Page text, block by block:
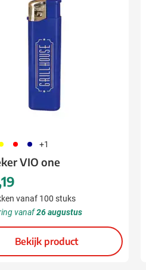
008 307 +1
VIO one
vanaf 100 stuks
vanaf26 augustus
Bekijk product